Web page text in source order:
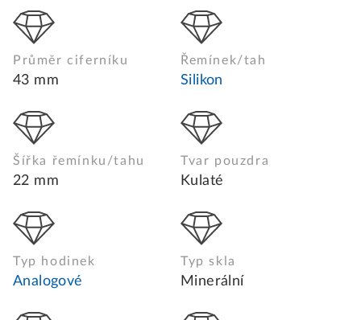
Průměr ciferníku
43 mm
Řemínek/tah
Silikon
Šířka řemínku/tahu
22 mm
Tvar pouzdra
Kulaté
Typ hodinek
Analogové
Typ skla
Minerální